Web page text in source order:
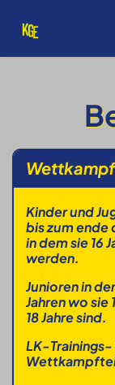
Kinder und
bis zum ende
in dem sie 16
werden.
Junioren in
Jahren wo sie
18 Jahre sind.
LK-